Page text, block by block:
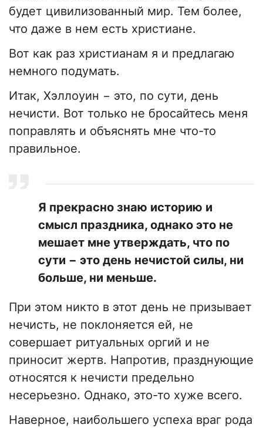
будет цивилизованный мир. Тем более,
что даже в нем есть христиане.
Вот как раз христианам я и предлагаю
немного подумать.
Итак, Хэллоуин − это, по сути, день
нечисти. Вот только не бросайтесь меня
поправлять и объяснять мне что-то
правильное.
Я прекрасно знаю историю и
смысл праздника, однако это не
мешает мне утверждать, что по
сути − это день нечистой силы, ни
больше, ни меньше.
При этом никто в этот день не призывает
нечисть, не поклоняется ей, не
совершает ритуальных оргий и не
приносит жертв. Напротив, празднующие
относятся к нечисти предельно
несерьезно. Однако, это-то хуже всего.
Наверное, наибольшего успеха враг рода